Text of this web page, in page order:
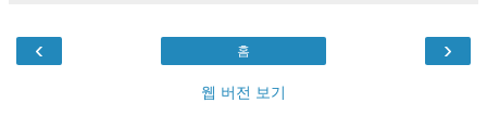
‹ ›
홈
웹 버전 보기